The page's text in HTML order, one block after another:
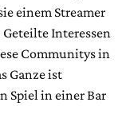
einem Streamer
Interessen
Communitys in
Ganze ist
Spiel in einer Bar